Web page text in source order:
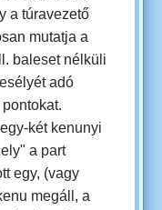
a túravezető
mutatja a
baleset nélküli
adó
két kenunyi
a part
egy, (vagy
megáll, a